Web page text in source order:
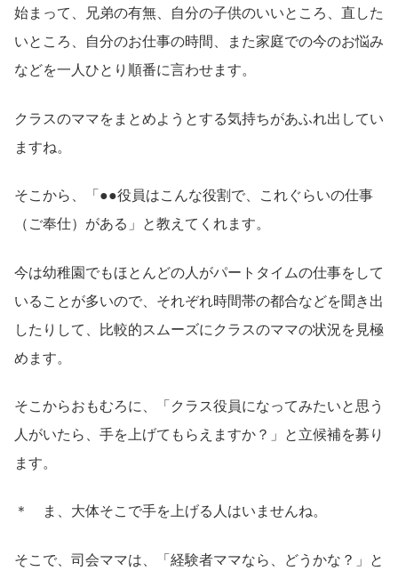
始まって、兄弟の有無、自分の子供のいいところ、直した
いところ、自分のお仕事の時間、また家庭での今のお悩み
などを一人ひとり順番に言わせます。
クラスのママをまとめようとする気持ちがあふれ出してい
ますね。
そこから、「●●役員はこんな役割で、これぐらいの仕事
（ご奉仕）がある」と教えてくれます。
今は幼稚園でもほとんどの人がパートタイムの仕事をして
いることが多いので、それぞれ時間帯の都合などを聞き出
したりして、比較的スムーズにクラスのママの状況を見極
めます。
そこからおもむろに、「クラス役員になってみたいと思う
人がいたら、手を上げてもらえますか？」と立候補を募り
ます。
＊ ま、大体そこで手を上げる人はいませんね。
そこで、司会ママは、「経験者ママなら、どうかな？」と